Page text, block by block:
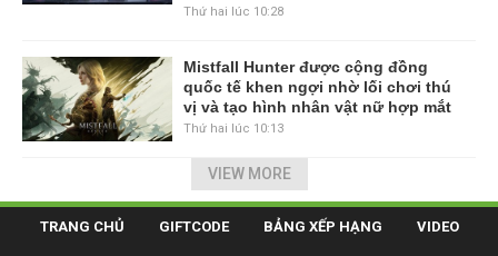
Thứ hai lúc 10:28
Mistfall Hunter được cộng đồng
quốc tế khen ngợi nhờ lối chơi thú
vị và tạo hình nhân vật nữ hợp mắt
Thứ hai lúc 10:13
VIEW MORE
TRANG CHỦ GIFTCODE BẢNG XẾP HẠNG VIDEO